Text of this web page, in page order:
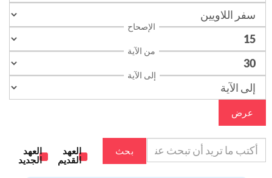
الإصحاح
من الآية
إلى الآية
عرض
بحث
العهد
القديم
العهد
الجديد